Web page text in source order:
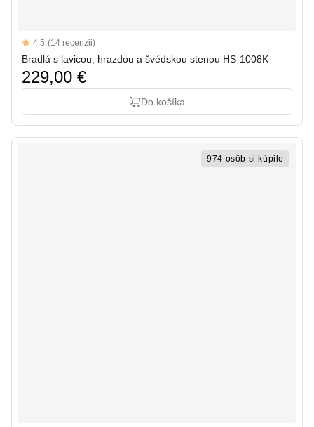
Reviews
4.5 out of 5 stars
4.5 (14 recenzii)
Bradlá s lavicou, hrazdou a švédskou stenou HS-1008K
229,00 €
Do košíka
974 osôb si kúpilo